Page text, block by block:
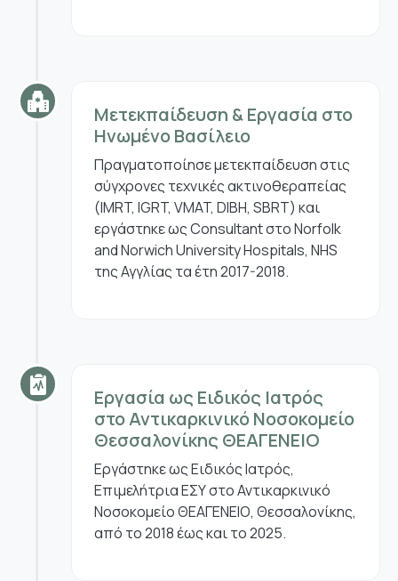
Μετεκπαίδευση & Εργασία στο
Ηνωμένο Βασίλειο
Πραγματοποίησε μετεκπαίδευση στις
σύγχρονες τεχνικές ακτινοθεραπείας
(IMRT, IGRT, VMAT, DIBH, SBRT) και
εργάστηκε ως Consultant στο Norfolk
and Norwich University Hospitals, NHS
της Αγγλίας τα έτη 2017-2018.
Εργασία ως Ειδικός Ιατρός
στο Αντικαρκινικό Νοσοκομείο
Θεσσαλονίκης ΘΕΑΓΕΝΕΙΟ
Εργάστηκε ως Ειδικός Ιατρός,
Επιμελήτρια ΕΣΥ στο Αντικαρκινικό
Νοσοκομείο ΘΕΑΓΕΝΕΙΟ, Θεσσαλονίκης,
από το 2018 έως και το 2025.